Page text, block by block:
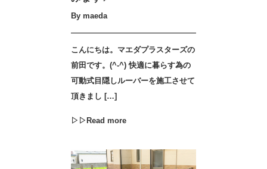
By maeda
こんにちは。マエダプラスターズの
前田です。(^-^) 快適に暮らす為の
可動式目隠しルーバーを施工させて
頂きまし […]
▷▷Read more